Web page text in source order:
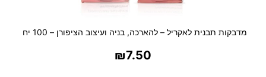
מדבקות תבנית לאקריל – להארכה, בניה ועיצוב הציפורן – 100 יח
₪7.50